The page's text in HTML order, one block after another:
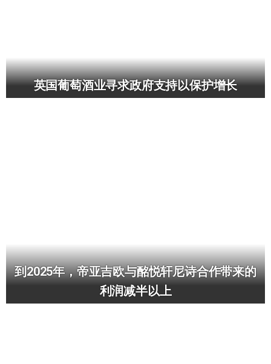
英国葡萄酒业寻求政府支持以保护增长
到2025年，帝亚吉欧与酩悦轩尼诗合作带来的
利润减半以上